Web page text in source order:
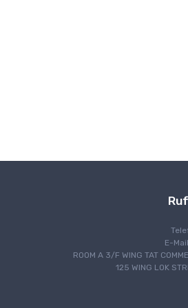
Single-Board-Computer
E-
ROOM A 3/F WING TAT
125 WING LOK